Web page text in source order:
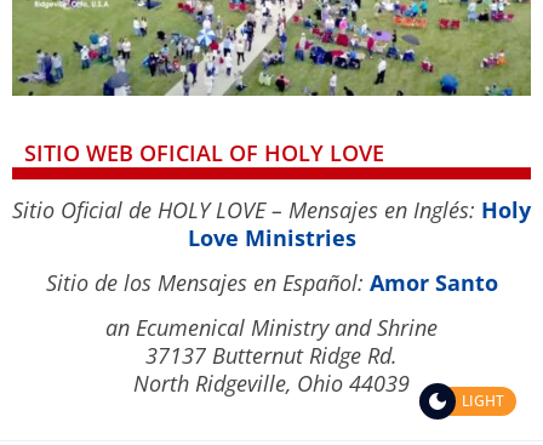
SITIO WEB OFICIAL OF HOLY LOVE
Sitio Oficial de HOLY LOVE – Mensajes en Inglés: Holy
Love Ministries
Sitio de los Mensajes en Español: Amor Santo
an Ecumenical Ministry and Shrine
37137 Butternut Ridge Rd.
North Ridgeville, Ohio 44039
LIGHT